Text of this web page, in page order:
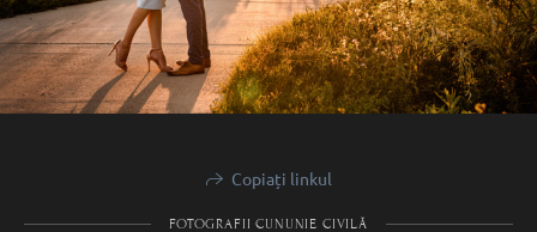
Copiați linkul
FOTOGRAFII CUNUNIE CIVILĂ